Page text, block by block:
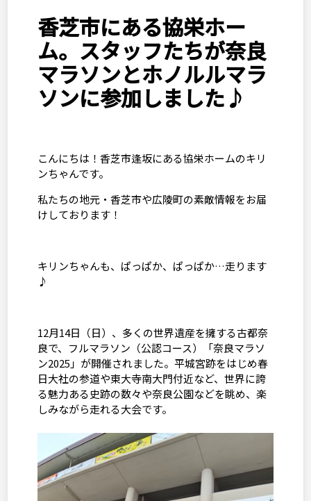
香芝市にある協栄ホー
ム。スタッフたちが奈良
マラソンとホノルルマラ
ソンに参加しました♪
こんにちは！香芝市逢坂にある協栄ホームのキリ
ンちゃんです。
私たちの地元・香芝市や広陵町の素敵情報をお届
けしております！
キリンちゃんも、ぱっぱか、ぱっぱか…走ります
♪
12月14日（日）、多くの世界遺産を擁する古都奈
良で、フルマラソン（公認コース）「奈良マラソ
ン2025 」が開催されました。平城宮跡をはじめ春
日大社の参道や東大寺南大門付近など、世界に誇
る魅力ある史跡の数々や奈良公園などを眺め、楽
しみながら走れる大会です。